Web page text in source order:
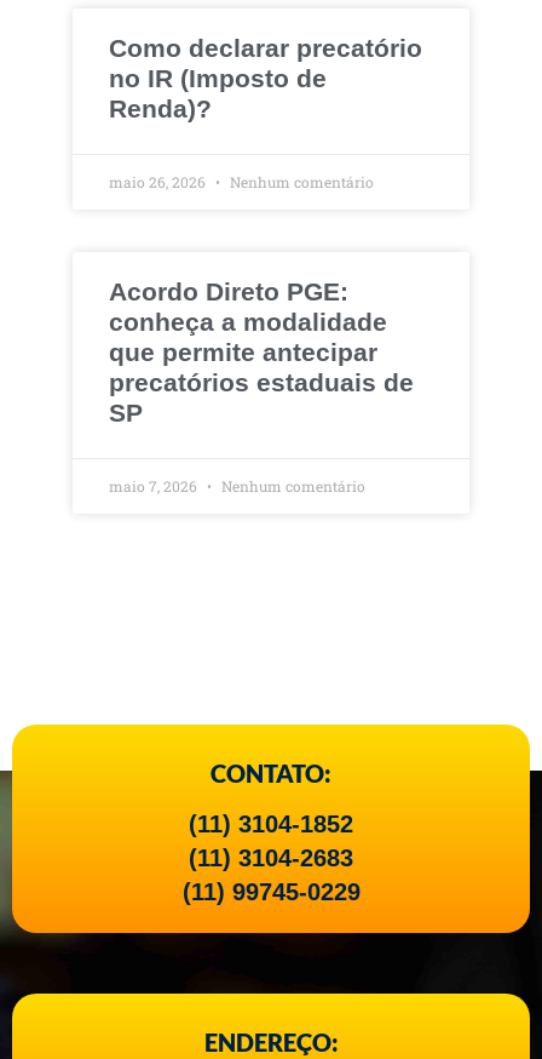
Como declarar precatório
no IR (Imposto de
Renda)?
maio 26, 2026 Nenhum comentário
Acordo Direto PGE:
conheça a modalidade
que permite antecipar
precatórios estaduais de
SP
maio 7, 2026 Nenhum comentário
CONTATO:
(11) 3104-1852
(11) 3104-2683
(11) 99745-0229
ENDEREÇO: